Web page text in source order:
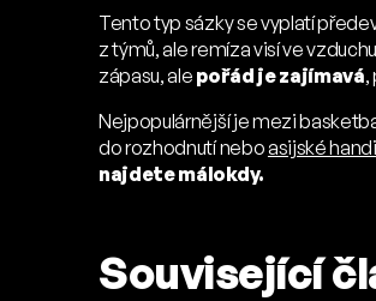
Tento typ sázky se vyplatí
z týmů, ale remíza visí ve
zápasu, ale pořád je zajímavá,
Nejpopulárnější je mezi
do rozhodnutí neboasijské
najdete málokdy.
Související